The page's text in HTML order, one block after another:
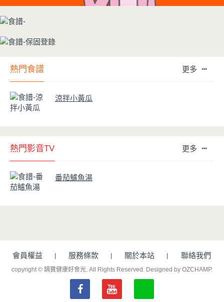
熱門食譜 更多
涼拌小黃瓜
熱門影音TV 更多
番茄鱸魚湯
會員權益 服務條款 關於本站 聯絡我們
copyright © 鍋寶健康好食光. All Rights Reserved. Designed by OZCHAMP.